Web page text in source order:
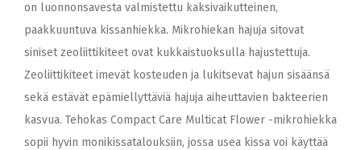
on luonnonsavesta valmistettu kaksivaikutteinen,
paakkuuntuva kissanhiekka. Mikrohiekan hajuja sitovat
siniset zeoliittikiteet ovat kukkaistuoksulla hajustettuja.
Zeoliittikiteet imevät kosteuden ja lukitsevat hajun sisäänsä
sekä estävät epämiellyttäviä hajuja aiheuttavien bakteerien
kasvua. Tehokas Compact Care Multicat Flower -mikrohiekka
sopii hyvin monikissatalouksiin, jossa usea kissa voi käyttää